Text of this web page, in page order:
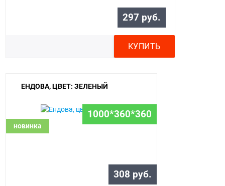
297 руб.
КУПИТЬ
новинка
ЕНДОВА, ЦВЕТ: ЗЕЛЕНЫЙ
1000*360*360
308 руб.